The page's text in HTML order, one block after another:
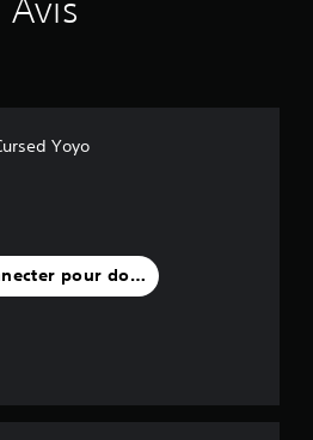
Avis
Yoyo
pour donner un avis